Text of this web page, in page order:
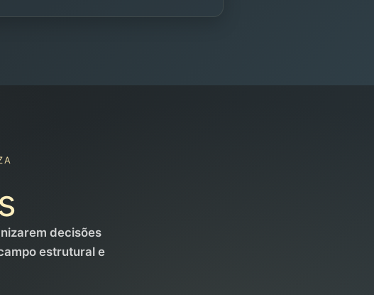
decisões
estrutural e